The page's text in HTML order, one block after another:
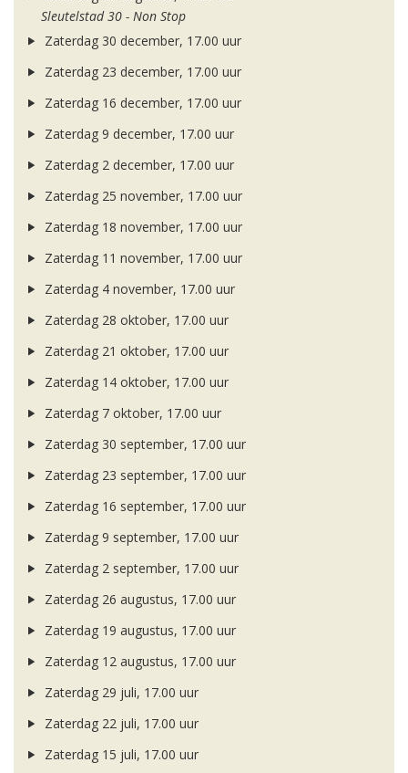
Sleutelstad 30 - Non Stop
Zaterdag 30 december, 17.00 uur
Zaterdag 23 december, 17.00 uur
Zaterdag 16 december, 17.00 uur
Zaterdag 9 december, 17.00 uur
Zaterdag 2 december, 17.00 uur
Zaterdag 25 november, 17.00 uur
Zaterdag 18 november, 17.00 uur
Zaterdag 11 november, 17.00 uur
Zaterdag 4 november, 17.00 uur
Zaterdag 28 oktober, 17.00 uur
Zaterdag 21 oktober, 17.00 uur
Zaterdag 14 oktober, 17.00 uur
Zaterdag 7 oktober, 17.00 uur
Zaterdag 30 september, 17.00 uur
Zaterdag 23 september, 17.00 uur
Zaterdag 16 september, 17.00 uur
Zaterdag 9 september, 17.00 uur
Zaterdag 2 september, 17.00 uur
Zaterdag 26 augustus, 17.00 uur
Zaterdag 19 augustus, 17.00 uur
Zaterdag 12 augustus, 17.00 uur
Zaterdag 29 juli, 17.00 uur
Zaterdag 22 juli, 17.00 uur
Zaterdag 15 juli, 17.00 uur